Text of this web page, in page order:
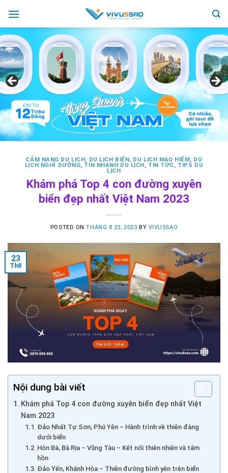
CẨM NANG DU LỊCH, DU LỊCH BIỂN, DU LỊCH MẠO HIỂM, DU
LỊCH NGHỈ DƯỠNG, TIN NHANH DU LỊCH, TIN TỨC, TIPS DU
LỊCH
Khám phá Top 4 con đường xuyên
biển đẹp nhất Việt Nam 2023
POSTED ONTHÁNG 8 23, 2023 BY VIVU5SAO
23
Th8
Nội dung bài viết
Khám phá Top 4 con đường xuyên biển đẹp nhất Việt
Nam 2023
Đảo Nhất Tự Sơn, Phú Yên – Hành trình về thiên đàng
dưới biển
Hòn Bà, Bà Rịa – Vũng Tàu – Kết nối thiên nhiên và tâm
hồn
Đảo Yến, Khánh Hòa – Thiên đường bình yên trên biển